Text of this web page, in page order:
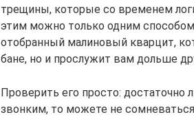
трещины, которые со временем
этим можно только одним
отобранный малиновый кварцит,
бане, но и прослужит вам дольше
Проверить его просто: достаточно
звонким, то можете не